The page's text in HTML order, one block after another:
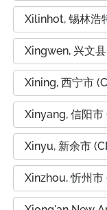
Xilinhot, 锡林浩
Xingwen, 兴文
Xining, 西宁市
Xinyang, 信阳市
Xinyu, 新余市
Xinzhou, 忻州市